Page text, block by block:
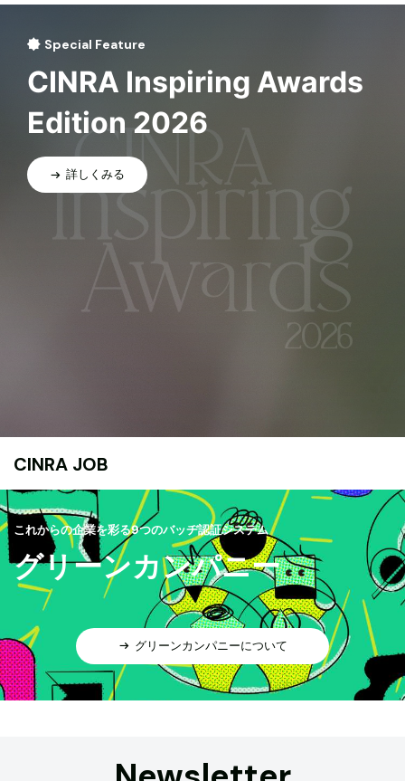
Special Feature
CINRA Inspiring Awards
Edition 2026
詳しくみる
CINRA JOB
これからの企業を彩る9つのバッヂ認証システム
グリーンカンパニー
グリーンカンパニーについて